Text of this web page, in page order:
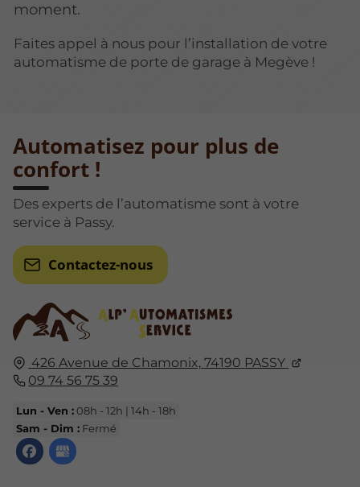
moment.
Faites appel à nous pour l’installation de votre
automatisme de porte de garage à Megève !
426 Avenue de Chamonix, 74190 PASSY
09 74 56 75 39
Lun - Ven :08h - 12h | 14h - 18h
Sam - Dim : Fermé
Automatisez pour plus de
confort !
Des experts de l’automatisme sont à votre
service à Passy.
Contactez-nous